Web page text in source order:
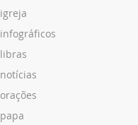
igreja
infográficos
libras
notícias
orações
papa